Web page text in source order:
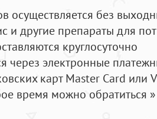
осуществляется без
и другие препараты для
круглосуточно
через электронные
карт Master Card или
время можно обратиться